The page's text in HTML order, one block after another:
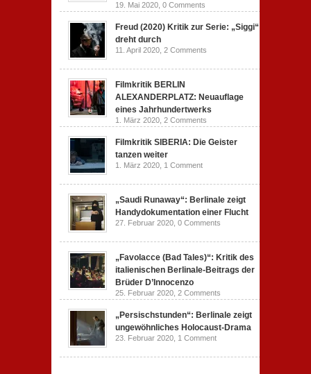
19. Mai 2020, 0 Comments
Freud (2020) Kritik zur Serie: „Siggi“
dreht durch
11. April 2020, 2 Comments
Filmkritik BERLIN
ALEXANDERPLATZ: Neuauflage
eines Jahrhundertwerks
1. März 2020, 2 Comments
Filmkritik SIBERIA: Die Geister
tanzen weiter
1. März 2020, 1 Comment
„Saudi Runaway“: Berlinale zeigt
Handydokumentation einer Flucht
27. Februar 2020, 0 Comments
„Favolacce (Bad Tales)“: Kritik des
italienischen Berlinale-Beitrags der
Brüder D’Innocenzo
25. Februar 2020, 2 Comments
„Persischstunden“: Berlinale zeigt
ungewöhnliches Holocaust-Drama
23. Februar 2020, 1 Comment